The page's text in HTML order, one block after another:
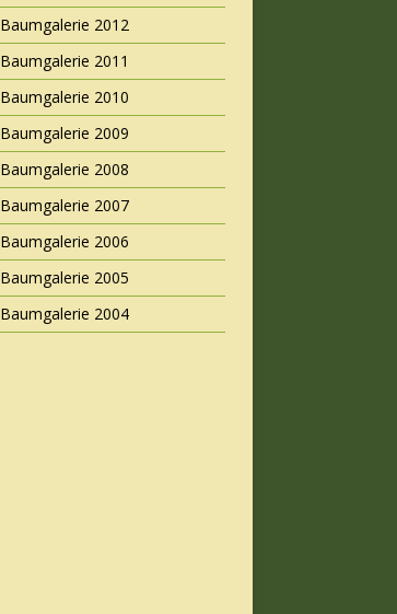
Baumgalerie 2012
Baumgalerie 2011
Baumgalerie 2010
Baumgalerie 2009
Baumgalerie 2008
Baumgalerie 2007
Baumgalerie 2006
Baumgalerie 2005
Baumgalerie 2004